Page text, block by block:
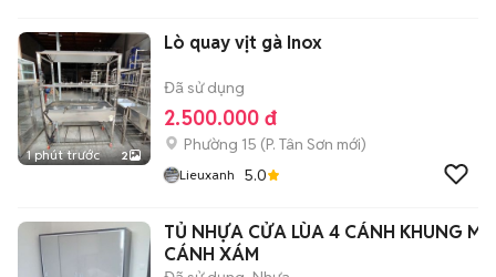
1 phút trước 2
Lò quay vịt gà Inox
Đã sử dụng
2.500.000 đ
Phường 15 (P. Tân Sơn mới)
Lieuxanh 5.0
TỦ NHỰA CỬA LÙA 4 CÁNH KHUNG
CÁNH XÁM